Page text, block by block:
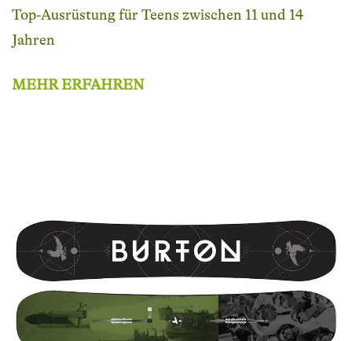
Top-Ausrüstung für Teens zwischen 11 und 14
Jahren
MEHR ERFAHREN